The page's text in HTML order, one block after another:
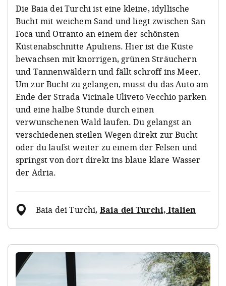
Die Baia dei Turchi ist eine kleine, idyllische
Bucht mit weichem Sand und liegt zwischen San
Foca und Otranto an einem der schönsten
Küstenabschnitte Apuliens. Hier ist die Küste
bewachsen mit knorrigen, grünen Sträuchern
und Tannenwäldern und fällt schroff ins Meer.
Um zur Bucht zu gelangen, musst du das Auto am
Ende der Strada Vicinale Uliveto Vecchio parken
und eine halbe Stunde durch einen
verwunschenen Wald laufen. Du gelangst an
verschiedenen steilen Wegen direkt zur Bucht
oder du läufst weiter zu einem der Felsen und
springst von dort direkt ins blaue klare Wasser
der Adria.
Baia dei Turchi, Baia dei Turchi, Italien